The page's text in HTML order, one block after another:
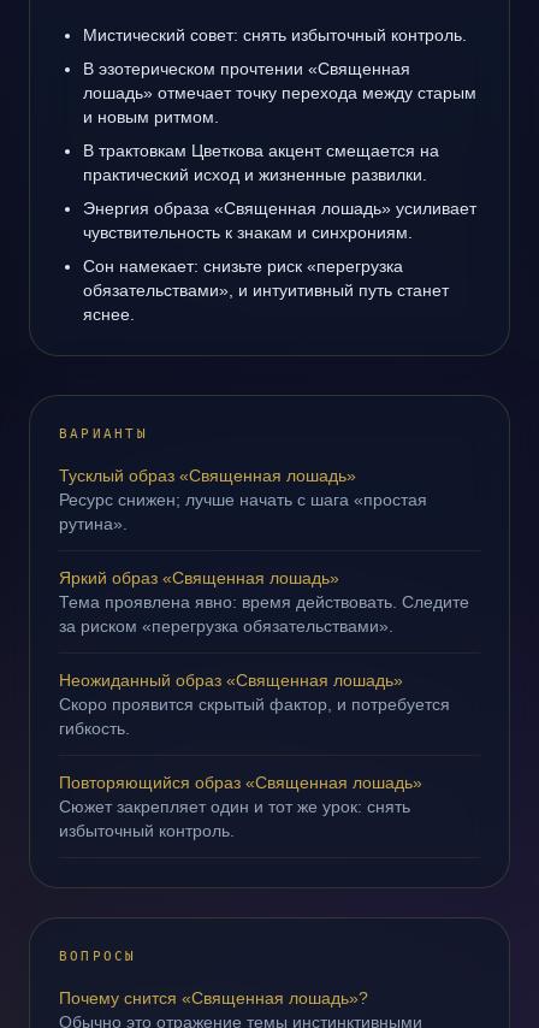
Мистический совет: снять избыточный контроль.
В эзотерическом прочтении «Священная
лошадь» отмечает точку перехода между старым
и новым ритмом.
В трактовкам Цветкова акцент смещается на
практический исход и жизненные развилки.
Энергия образа «Священная лошадь» усиливает
чувствительность к знакам и синхрониям.
Сон намекает: снизьте риск «перегрузка
обязательствами», и интуитивный путь станет
яснее.
ВАРИАНТЫ
Тусклый образ «Священная лошадь»
Ресурс снижен; лучше начать с шага «простая
рутина».
Яркий образ «Священная лошадь»
Тема проявлена явно: время действовать. Следите
за риском «перегрузка обязательствами».
Неожиданный образ «Священная лошадь»
Скоро проявится скрытый фактор, и потребуется
гибкость.
Повторяющийся образ «Священная лошадь»
Сюжет закрепляет один и тот же урок: снять
избыточный контроль.
ВОПРОСЫ
Почему снится «Священная лошадь»?
Обычно это отражение темы инстинктивными